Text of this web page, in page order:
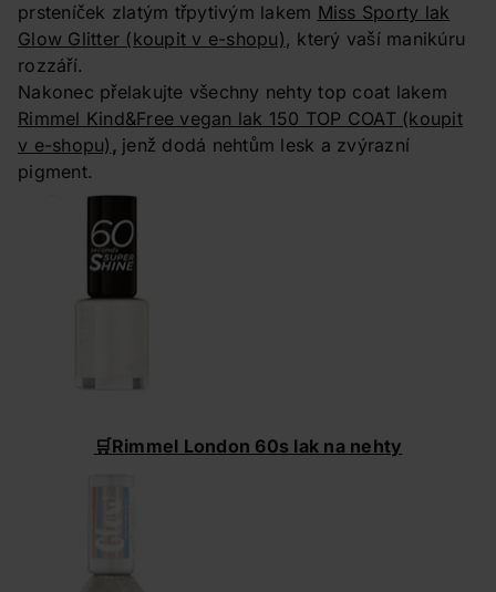
prsteníček zlatým třpytivým lakem Miss Sporty lak
Glow Glitter (koupit v e-shopu), který vaší manikúru
rozzáří.
Nakonec přelakujte všechny nehty top coat lakem
Rimmel Kind&Free vegan lak 150 TOP COAT (koupit
v e-shopu) , jenž dodá nehtům lesk a zvýrazní
pigment.
🛒Rimmel London 60s lak na nehty